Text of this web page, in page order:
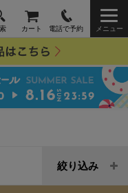
カート 電話で予約 メニュー
絞り込み